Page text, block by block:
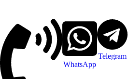
WhatsApp
Telegram